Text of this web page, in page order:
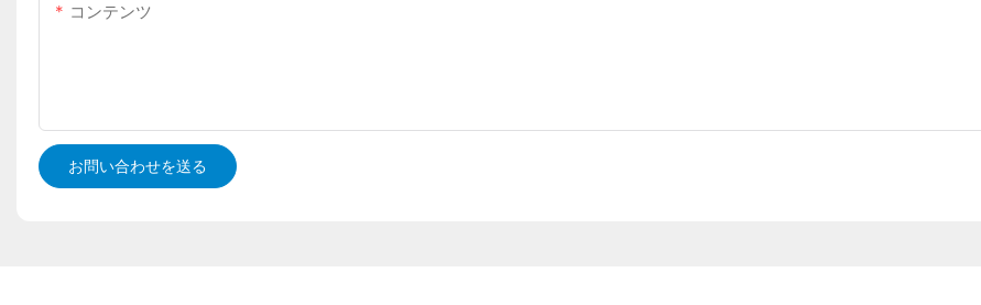
コンテンツ
お問い合わせを送る